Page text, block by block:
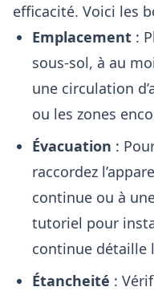
efficacité. Voici les
Emplacement :
sous-sol, à au
une circulation
ou les zones
Évacuation :
raccordez
continue ou à
tutoriel pour
continue détaille
Étancheité :